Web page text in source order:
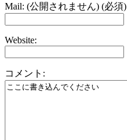
Mail: (公開されません) (必須)
Website:
コメント: